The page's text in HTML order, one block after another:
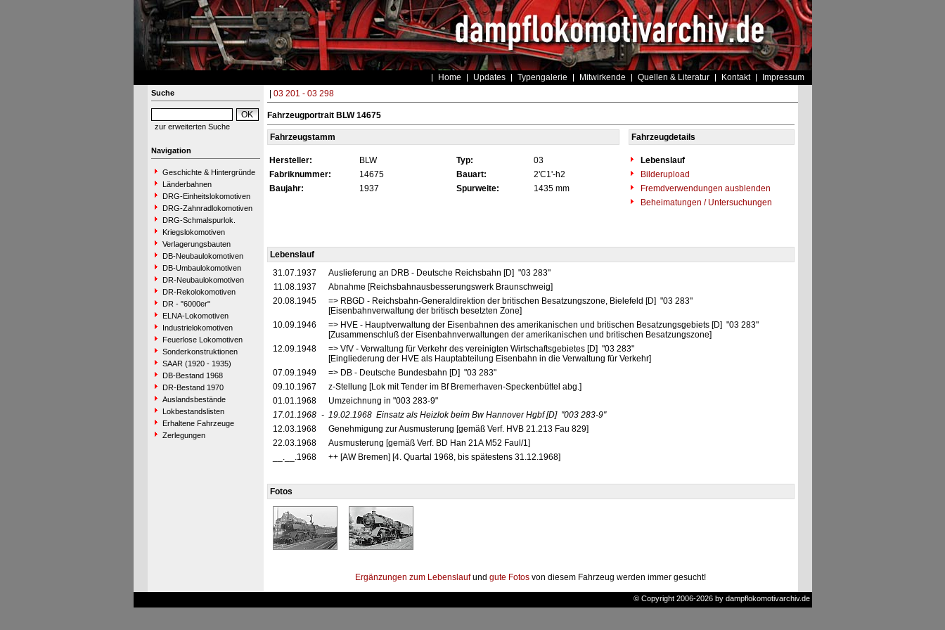
Home Updates Typengalerie Mitwirkende Quellen & Literatur Kontakt Impressum
Suche
zur erweiterten Suche
Navigation
Geschichte & Hintergründe
Länderbahnen
DRG-Einheitslokomotiven
DRG-Zahnradlokomotiven
DRG-Schmalspurlok.
Kriegslokomotiven
Verlagerungsbauten
DB-Neubaulokomotiven
DB-Umbaulokomotiven
DR-Neubaulokomotiven
DR-Rekolokomotiven
DR - "6000er"
ELNA-Lokomotiven
Industrielokomotiven
Feuerlose Lokomotiven
Sonderkonstruktionen
SAAR (1920 - 1935)
DB-Bestand 1968
DR-Bestand 1970
Auslandsbestände
Lokbestandslisten
Erhaltene Fahrzeuge
Zerlegungen
03 201 - 03 298
Fahrzeugportrait BLW 14675
Fahrzeugstamm Fahrzeugdetails
Hersteller: BLW Typ: 03
Lebenslauf
Fabriknummer:
14675 Bauart: 2'C1'-h2
Bilderupload
Baujahr:
1937 Spurweite: 1435 mm
Fremdverwendungen ausblenden
Beheimatungen / Untersuchungen
Lebenslauf
31.07.1937
Auslieferung an DRB - Deutsche Reichsbahn [D] "03 283"
11.08.1937
Abnahme [Reichsbahnausbesserungswerk Braunschweig]
20.08.1945
=> RBGD - Reichsbahn-Generaldirektion der britischen Besatzungszone, Bielefeld [D] "03 283"
[Eisenbahnverwaltung der britisch besetzten Zone]
10.09.1946
=> HVE - Hauptverwaltung der Eisenbahnen des amerikanischen und britischen Besatzungsgebiets [D] "03 283"
[Zusammenschluß der Eisenbahnverwaltungen der amerikanischen und britischen Besatzungszone]
12.09.1948
=> VfV - Verwaltung für Verkehr des vereinigten Wirtschaftsgebietes [D] "03 283"
[Eingliederung der HVE als Hauptabteilung Eisenbahn in die Verwaltung für Verkehr]
07.09.1949
=> DB - Deutsche Bundesbahn [D] "03 283"
09.10.1967
z-Stellung [Lok mit Tender im Bf Bremerhaven-Speckenbüttel abg.]
01.01.1968
Umzeichnung in "003 283-9"
17.01.1968 - 19.02.1968 Einsatz als Heizlok beim Bw Hannover Hgbf [D] "003 283-9"
12.03.1968
Genehmigung zur Ausmusterung [gemäß Verf. HVB 21.213 Fau 829]
22.03.1968
Ausmusterung [gemäß Verf. BD Han 21A M52 Faul/1]
__.__.1968
++ [AW Bremen] [4. Quartal 1968, bis spätestens 31.12.1968]
Fotos
Ergänzungen zum Lebenslaufund gute Fotos von diesem Fahrzeug werden immer gesucht!
© Copyright 2006-2026 by dampflokomotivarchiv.de